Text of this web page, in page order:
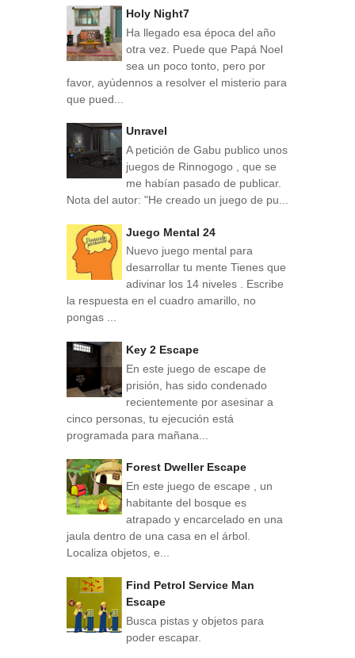
Holy Night7
Ha llegado esa época del año
otra vez. Puede que Papá Noel
sea un poco tonto, pero por
favor, ayúdennos a resolver el misterio para
que pued...
Unravel
A petición de Gabu publico unos
juegos de Rinnogogo , que se
me habían pasado de publicar.
Nota del autor: "He creado un juego de pu...
Juego Mental 24
Nuevo juego mental para
desarrollar tu mente Tienes que
adivinar los 14 niveles . Escribe
la respuesta en el cuadro amarillo, no
pongas ...
Key 2 Escape
En este juego de escape de
prisión, has sido condenado
recientemente por asesinar a
cinco personas, tu ejecución está
programada para mañana...
Forest Dweller Escape
En este juego de escape , un
habitante del bosque es
atrapado y encarcelado en una
jaula dentro de una casa en el árbol.
Localiza objetos, e...
Find Petrol Service Man
Escape
Busca pistas y objetos para
poder escapar.